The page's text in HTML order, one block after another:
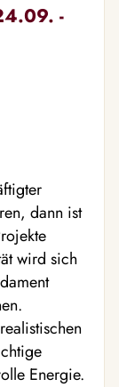
-
dann ist
wird sich
Energie.